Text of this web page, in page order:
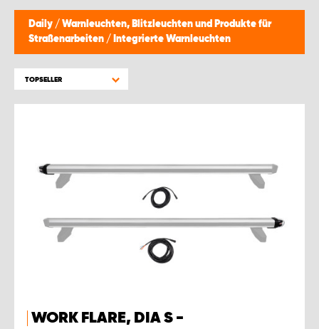
Daily / Warnleuchten, Blitzleuchten und Produkte für
Straßenarbeiten / Integrierte Warnleuchten
TOPSELLER
WORK FLARE, DIA S -
SCHAURAUM ÖSTERREICH